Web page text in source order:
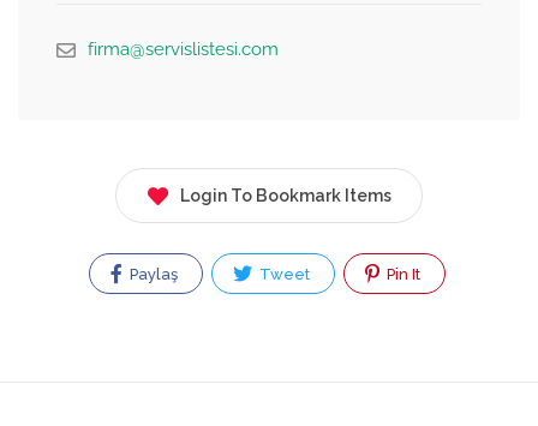
firma@servislistesi.com
Login To Bookmark Items
Paylaş Tweet Pin It